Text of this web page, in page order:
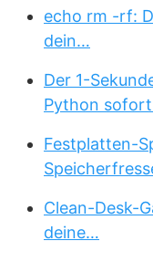
echo rm -rf:
dein…
Der 1-
Python
Festplatten-
Clean-Desk-
deine…